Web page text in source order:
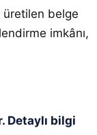
üretilen belge
imkânı,
Detaylı bilgi